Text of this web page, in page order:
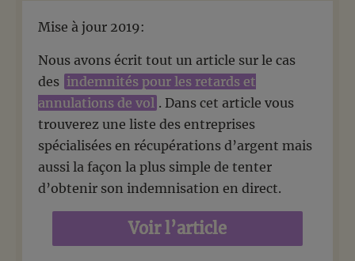
Mise à jour 2019:
Nous avons écrit tout un article sur le cas
des indemnités pour les retards et
annulations de vol . Dans cet article vous
trouverez une liste des entreprises
spécialisées en récupérations d’argent mais
aussi la façon la plus simple de tenter
d’obtenir son indemnisation en direct.
Voir l’article